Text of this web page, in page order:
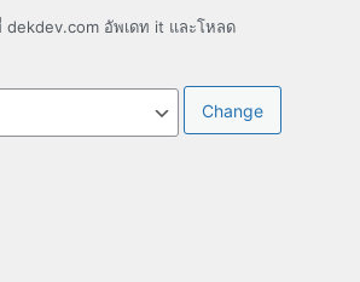
อัพเดท it และโหลด